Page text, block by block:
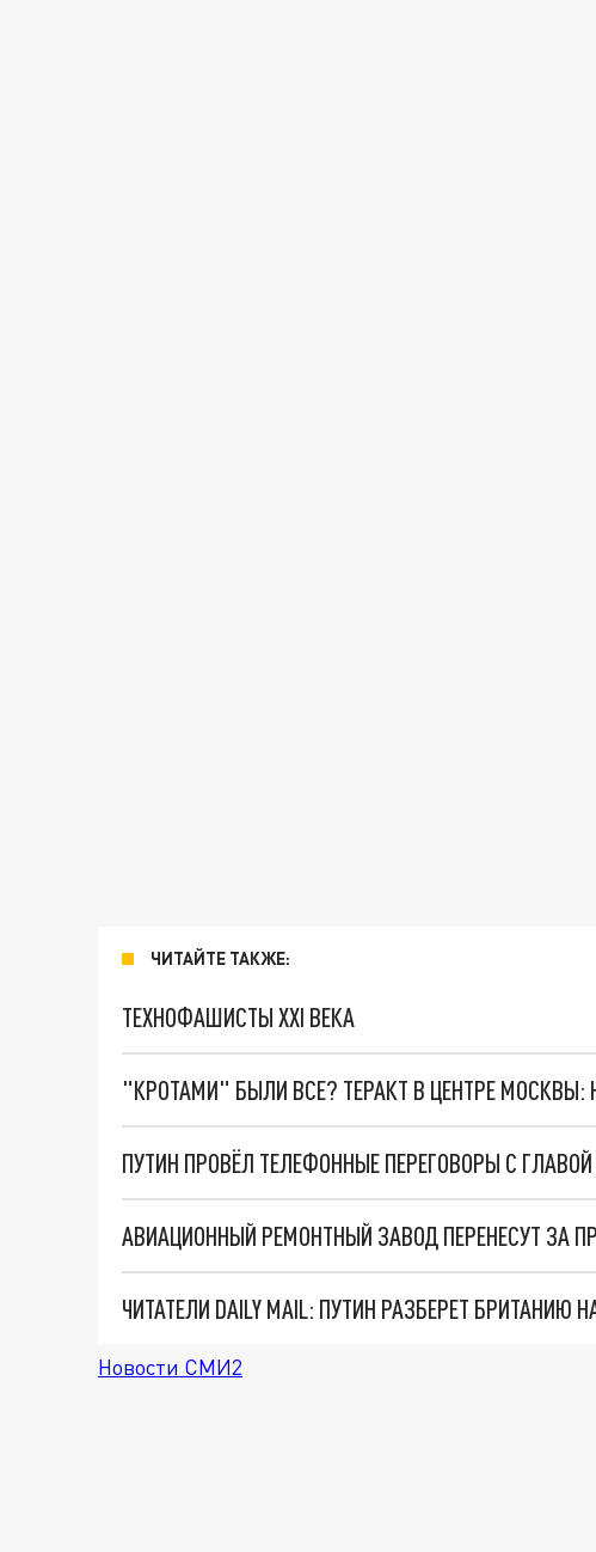
ЧИТАЙТЕ ТАКЖЕ:
ТЕХНОФАШИСТЫ XXI ВЕКА
"КРОТАМИ" БЫЛИ ВСЕ? ТЕРАКТ В ЦЕНТРЕ
ПУТИН ПРОВЁЛ ТЕЛЕФОННЫЕ ПЕРЕГОВОРЫ С
Новости СМИ2